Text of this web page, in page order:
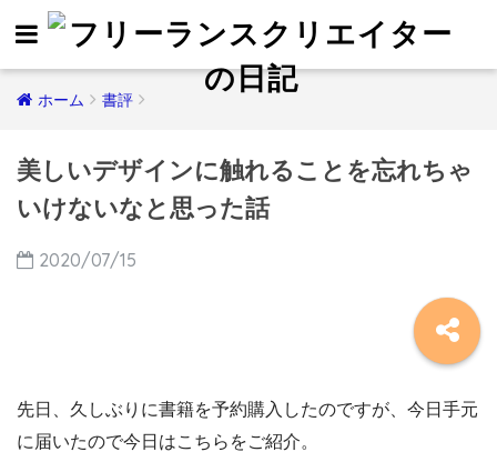
ホーム 書評
美しいデザインに触れることを忘れちゃ
いけないなと思った話
2020/07/15
先日、久しぶりに書籍を予約購入したのですが、今日手元
に届いたので今日はこちらをご紹介。